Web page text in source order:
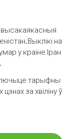
Выклікі на
у краіне Іран
тарыфны
за хвіліну ў